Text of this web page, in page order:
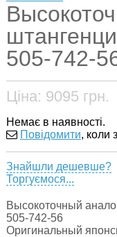
505-742-
Ціна: 9095 грн.
Немає в наявності.
Повідомити, коли
Знайшли дешевше?
Торгуємося...
Высокоточный
505-742-56
Оригинальный